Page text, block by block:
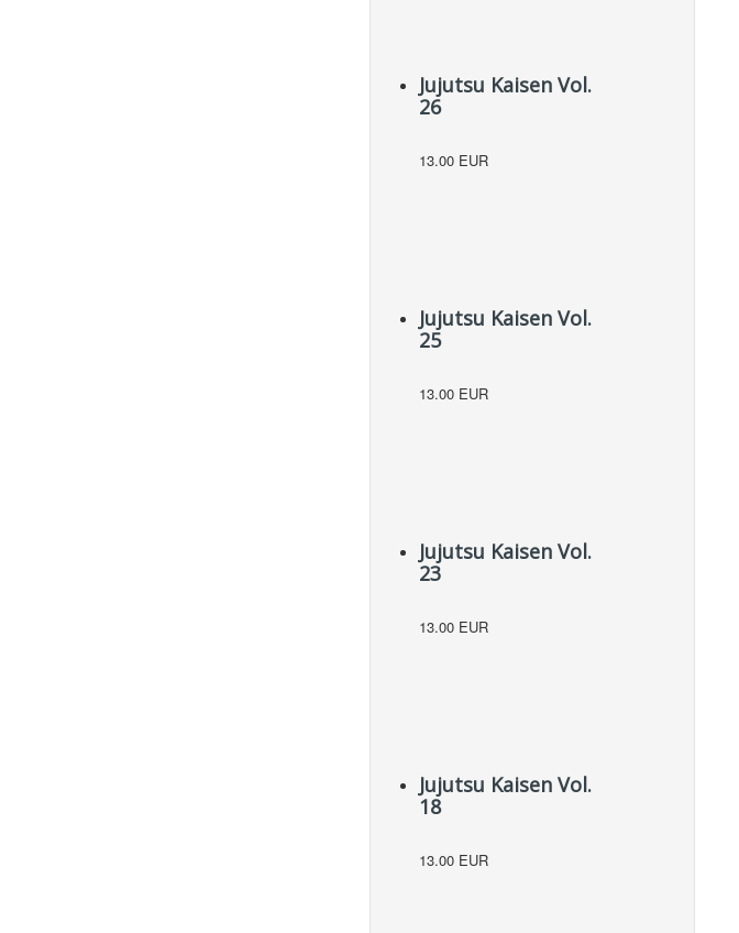
Jujutsu Kaisen Vol.
26
13.00 EUR
Jujutsu Kaisen Vol.
25
13.00 EUR
Jujutsu Kaisen Vol.
23
13.00 EUR
Jujutsu Kaisen Vol.
18
13.00 EUR